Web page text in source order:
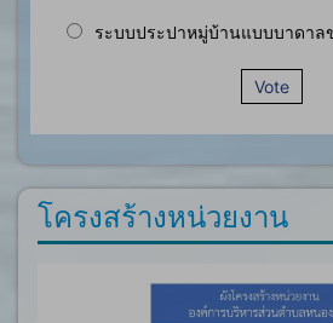
ระบบประปาหมู่บ้านแบบบาดาล
Vote
โครงสร้างหน่วยงาน